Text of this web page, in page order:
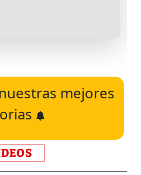
mejores